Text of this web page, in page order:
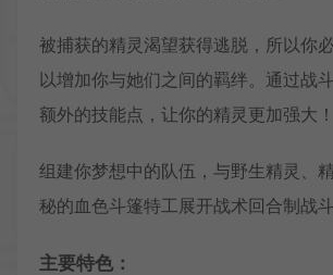
被捕获的精灵渴望获得逃脱，所以你
以增加你与她们之间的羁绊。通过战
额外的技能点，让你的精灵更加强大！
组建你梦想中的队伍，与野生精灵、
秘的血色斗篷特工展开战术回合制战斗
主要特色：